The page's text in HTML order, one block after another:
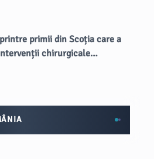
primii din Scoția care a
chirurgicale